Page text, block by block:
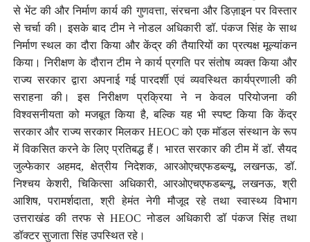
से भेंट की और निर्माण कार्य की गुणवत्ता, संरचना और डिज़ाइन पर विस्तार
से चर्चा की। इसके बाद टीम ने नोडल अधिकारी डॉ. पंकज सिंह के साथ
निर्माण स्थल का दौरा किया और केंद्र की तैयारियों का प्रत्यक्ष मूल्यांकन
किया। निरीक्षण के दौरान टीम ने कार्य प्रगति पर संतोष व्यक्त किया और
राज्य सरकार द्वारा अपनाई गई पारदर्शी एवं व्यवस्थित कार्यप्रणाली की
सराहना की। इस निरीक्षण प्रक्रिया ने न केवल परियोजना की
विश्वसनीयता को मजबूत किया है, बल्कि यह भी स्पष्ट किया कि केंद्र
सरकार और राज्य सरकार मिलकर HEOC को एक मॉडल संस्थान के रूप
में विकसित करने के लिए प्रतिबद्ध हैं। भारत सरकार की टीम में डॉ. सैयद
जुल्फेकार अहमद, क्षेत्रीय निदेशक, आरओएचएफडब्ल्यू, लखनऊ, डॉ.
निश्चय केशरी, चिकित्सा अधिकारी, आरओएचएफडब्ल्यू, लखनऊ, श्री
आशिष, परामर्शदाता, श्री हेमंत नेगी मौजूद रहे तथा स्वास्थ्य विभाग
उत्तराखंड की तरफ से HEOC नोडल अधिकारी डॉ पंकज सिंह तथा
डॉक्टर सुजाता सिंह उपस्थित रहे।